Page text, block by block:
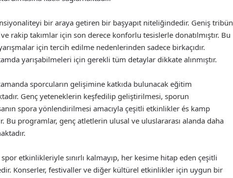
bir araya getiren bir başyapıt niteliğindedir. Geniş tribün
rakip takımlar için son derece konforlu tesislerle donatılmıştır. Bu
için tercih edilme nedenlerinden sadece birkaçıdır.
yarışabilmeleri için gerekli tüm detaylar dikkate alınmıştır.
sporcuların gelişimine katkıda bulunacak eğitim
Genç yeteneklerin keşfedilip geliştirilmesi, sporun
spora yönlendirilmesi amacıyla çeşitli etkinlikler és kamp
Bu programlar, genç atletlerin ulusal ve uluslararası alanda daha
etkinlikleriyle sınırlı kalmayıp, her kesime hitap eden çeşitli
Konserler, festivaller ve diğer kültürel etkinlikler için uygun bir